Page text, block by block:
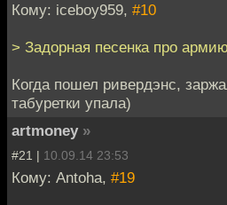
Кому: iceboy959, #10
> Задорная песенка про
Когда пошел ривердэнс,
табуретки упала)
artmoney »
#21 | 10.09.14 23:53
Кому: Antoha, #19